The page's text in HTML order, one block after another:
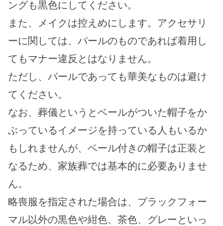
ングも黒色にしてください。
また、メイクは控えめにします。アクセサリ
ーに関しては、パールのものであれば着用し
てもマナー違反とはなりません。
ただし、パールであっても華美なものは避け
てください。
なお、葬儀というとベールがついた帽子をか
ぶっているイメージを持っている人もいるか
もしれませんが、ベール付きの帽子は正装と
なるため、家族葬では基本的に必要ありませ
ん。
略喪服を指定された場合は、ブラックフォー
マル以外の黒色や紺色、茶色、グレーといっ